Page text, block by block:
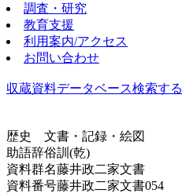
調査・研究
教育支援
利用案内/アクセス
お問い合わせ
収蔵資料データベース検索する
歴史
文書・記録・絵図
助語辞俗訓(乾)
資料群名藤井政二家文書
資料番号藤井政二家文書054